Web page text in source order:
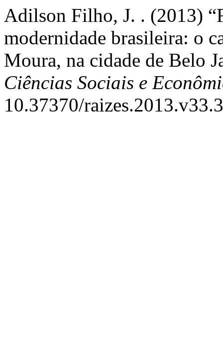
Adilson Filho, J. . (2013)
modernidade brasileira: o
Moura, na cidade de Belo
Ciências Sociais e
10.37370/